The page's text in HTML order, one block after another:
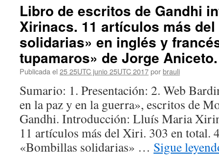
Libro de escritos de Gandhi
Xirinacs. 11 artículos más
solidarias» en inglés y
tupamaros» de Jorge
Publicada el 25 25UTC junio 25UTC 2017porbrauli
Sumario: 1. Presentación: 2. Web
en la paz y en la guerra», escritos de
Gandhi. Introducción: Lluís Maria
11 artículos más del Xiri. 303 en total.
«Bombillas solidarias» … Sigue